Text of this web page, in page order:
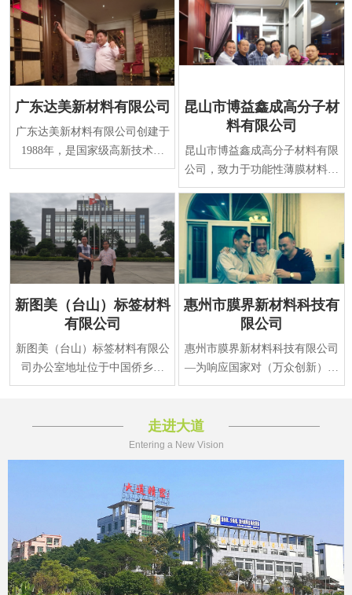
广东达美新材料有限公司
广东达美新材料有限公司创建于
1988年，是国家级高新技术企
业，专业研发、生产表面保护系
昆山市博益鑫成高分子材
料有限公司
昆山市博益鑫成高分子材料有限
公司，致力于功能性薄膜材料及
涂覆技术的研发与生产，是国家
火炬计划重点高新
新图美（台山）标签材料
有限公司
新图美（台山）标签材料有限公
司办公室地址位于中国侨乡江
门，江门 台山市水步镇福安东
惠州市膜界新材料科技有
限公司
惠州市膜界新材料科技有限公司
—为响应国家对（万众创新）新
材料产业规划要求，在2015年正
走进大道
Entering a New Vision